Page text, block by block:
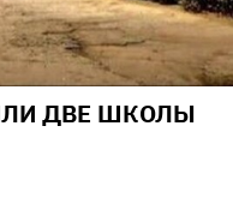
ДВЕ ШКОЛЫ